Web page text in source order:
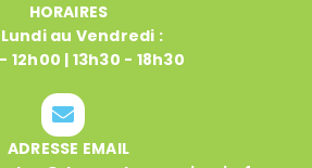
HORAIRES
au Vendredi :
12h00 | 13h30 - 18h30
ADRESSE EMAIL